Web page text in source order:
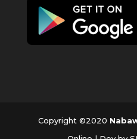
Copyright ©2020